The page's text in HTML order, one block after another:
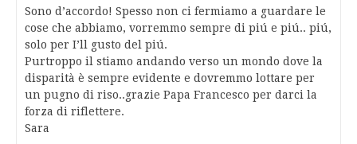
Sono d’accordo! Spesso non ci fermiamo a guardare le
cose che abbiamo, vorremmo sempre di piú e piú.. piú,
solo per I’ll gusto del piú.
Purtroppo il stiamo andando verso un mondo dove la
disparità è sempre evidente e dovremmo lottare per
un pugno di riso..grazie Papa Francesco per darci la
forza di riflettere.
Sara